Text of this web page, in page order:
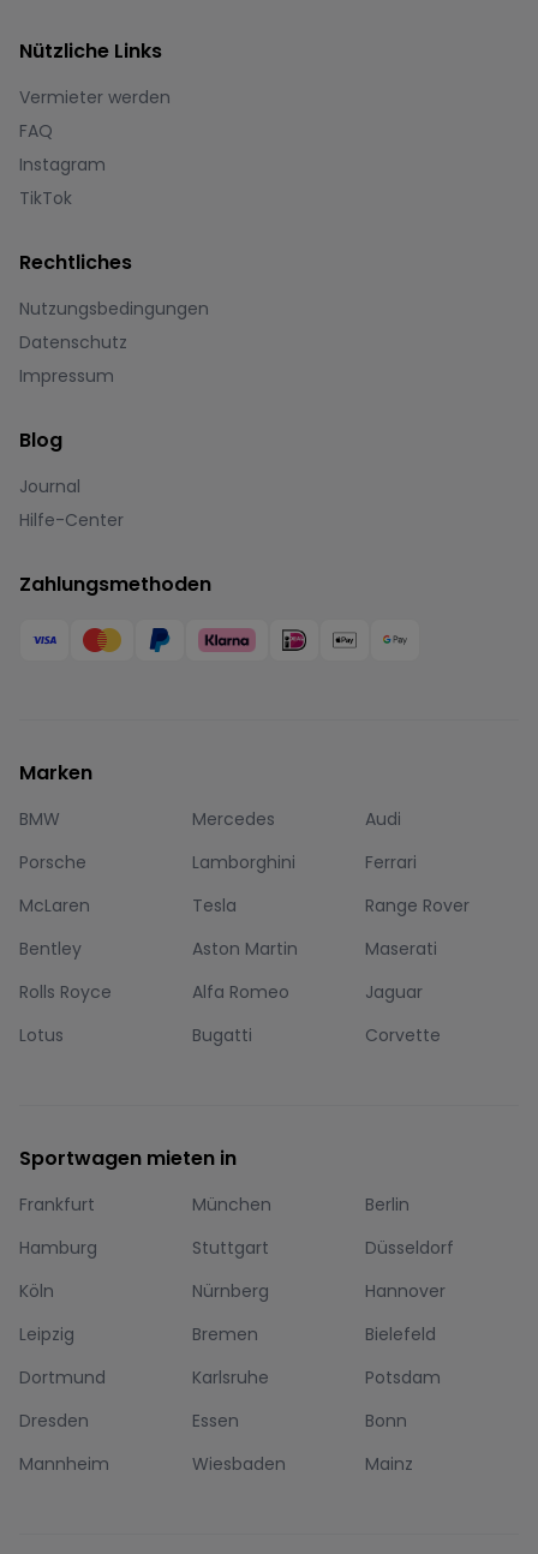
Nützliche Links
Vermieter werden
FAQ
Instagram
TikTok
Rechtliches
Nutzungsbedingungen
Datenschutz
Impressum
Blog
Journal
Hilfe-Center
Zahlungsmethoden
Marken
BMW Mercedes
Audi
Porsche
Lamborghini
Ferrari
McLaren
Tesla
Range Rover
Bentley
Aston Martin
Maserati
Rolls Royce
Alfa Romeo
Jaguar
Lotus
Bugatti Corvette
Sportwagen mieten in
Frankfurt München
Berlin
Hamburg
Stuttgart
Düsseldorf
Köln
Nürnberg
Hannover
Leipzig
Bremen
Bielefeld
Dortmund
Karlsruhe
Potsdam
Dresden
Essen
Bonn
Mannheim
Wiesbaden Mainz